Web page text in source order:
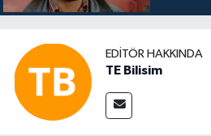
EDITÖR HAKKINDA
TE Bilisim